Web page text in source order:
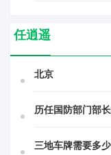
任逍遥
北京
历任国防部门部
三地车牌需要多